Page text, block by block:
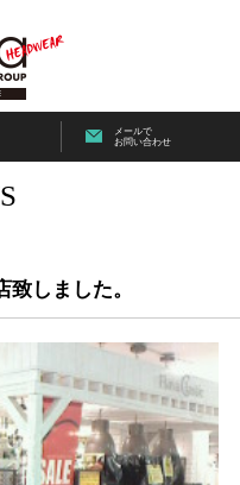
メールで
お問い合わせ
致しました。